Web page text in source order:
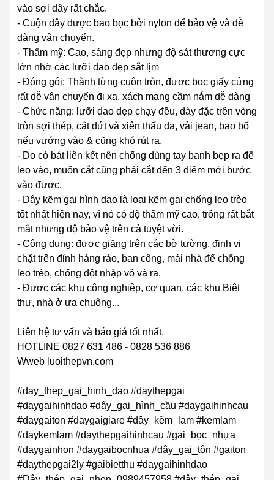
vào sợi dây rất chắc.
- Cuộn dây được bao bọc bởi nylon để bảo vệ và dễ
dàng vận chuyển.
- Thẩm mỹ: Cao, sáng đẹp nhưng độ sát thương cực
lớn nhờ các lưỡi dao dẹp sắt lịm
- Đóng gói: Thành từng cuộn tròn, được bọc giấy cứng
rất dễ vận chuyển đi xa, xách mang cầm nắm dễ dàng
- Chức năng: lưỡi dao dẹp chạy đều, dày đặc trên vòng
tròn sợi thép, cắt đứt và xiên thấu da, vải jean, bao bố
nếu vướng vào & cũng khó rút ra.
- Do có bát liên kết nên chống dùng tay banh bẹp ra để
leo vào, muốn cắt cũng phải cắt đến 3 điểm mới bước
vào được.
- Dây kẽm gai hình dao là loại kẽm gai chống leo trèo
tốt nhất hiện nay, vì nó có độ thẩm mỹ cao, trông rất bắt
mắt nhưng độ bảo vệ trên cả tuyệt vời.
- Công dụng: được giăng trên các bờ tường, định vị
chặt trên đỉnh hàng rào, ban công, mái nhà để chống
leo trèo, chống đột nhập vô và ra.
- Được các khu công nghiệp, cơ quan, các khu Biệt
thự, nhà ở ưa chuộng...
Liên hệ tư vấn và báo giá tốt nhất.
HOTLINE 0827 631 486 - 0828 536 886
Wweb luoithepvn.com
#day_thep_gai_hinh_dao #daythepgai
#daygaihinhdao #dây_gai_hình_cầu #daygaihinhcau
#daygaiton #daygaigiare #dây_kẽm_lam #kemlam
#daykemlam #daythepgaihinhcau #gai_bọc_nhựa
#daygainhọn #daygaibocnhua #dây_gai_tôn #gaiton
#daythepgai2ly #gaibietthu #daygaihinhdao